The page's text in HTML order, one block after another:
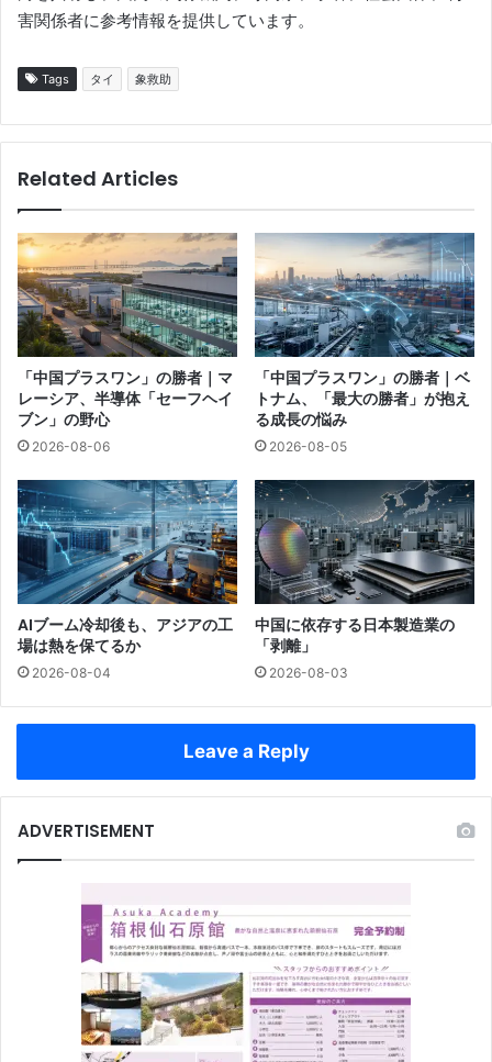
害関係者に参考情報を提供しています。
Tags タイ 象救助
Related Articles
「中国プラスワン」の勝者｜マ
レーシア、半導体「セーフヘイ
ブン」の野心
2026-08-06
「中国プラスワン」の勝者｜ベ
トナム、「最大の勝者」が抱え
る成長の悩み
2026-08-05
AIブーム冷却後も、アジアの工
場は熱を保てるか
2026-08-04
中国に依存する日本製造業の
「剥離」
2026-08-03
Leave a Reply
ADVERTISEMENT